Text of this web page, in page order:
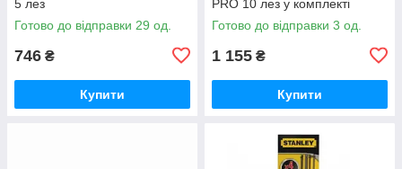
5 лез
Готово до відправки 29 од.
746 ₴
Купити
PRO 10 лез у комплекті
Готово до відправки 3 од.
1 155 ₴
Купити